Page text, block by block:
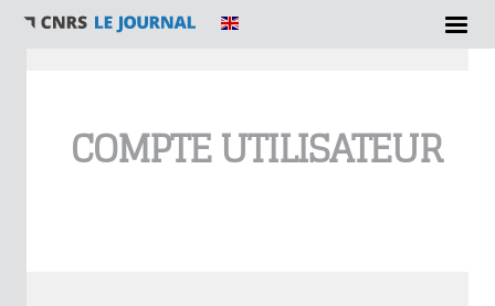
COMPTE UTILISATEUR